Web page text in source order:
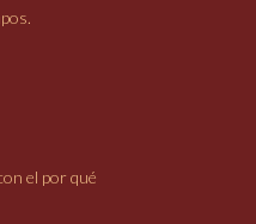
el por qué